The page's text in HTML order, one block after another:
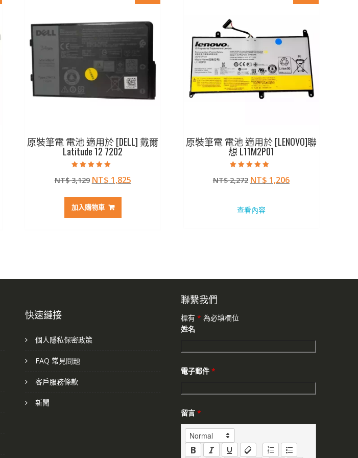
原裝筆電 電池 適用於 [DELL] 戴爾
Latitude 12 7202
5.00
滿分 5
NT$3,129 原
價
格：
NT$ 1,825目
加入購物車
原裝筆電 電池 適用於 [LENOVO]聯
想 L11M2P01
5.00
滿分 5
NT$2,272 原
格：
NT$ 1,206目
查看內容
快速鏈接
個人隱私保密政策
FAQ 常見問題
客戶服務條款
新聞
聯繫我們
標有 * 為必填欄位
姓名
電子郵件 *
留言 *